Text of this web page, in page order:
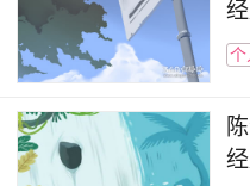
摇，是位个性张扬，
员。所有荣誉和作品都
圈粉无数的气质女星。
个